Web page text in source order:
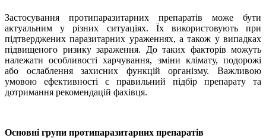
Застосування протипаразитарних препаратів може бути
актуальним у різних ситуаціях. Їх використовують при
підтверджених паразитарних ураженнях, а також у випадках
підвищеного ризику зараження. До таких факторів можуть
належати особливості харчування, зміни клімату, подорожі
або ослаблення захисних функцій організму. Важливою
умовою ефективності є правильний підбір препарату та
дотримання рекомендацій фахівця.
Основні групи протипаразитарних препаратів